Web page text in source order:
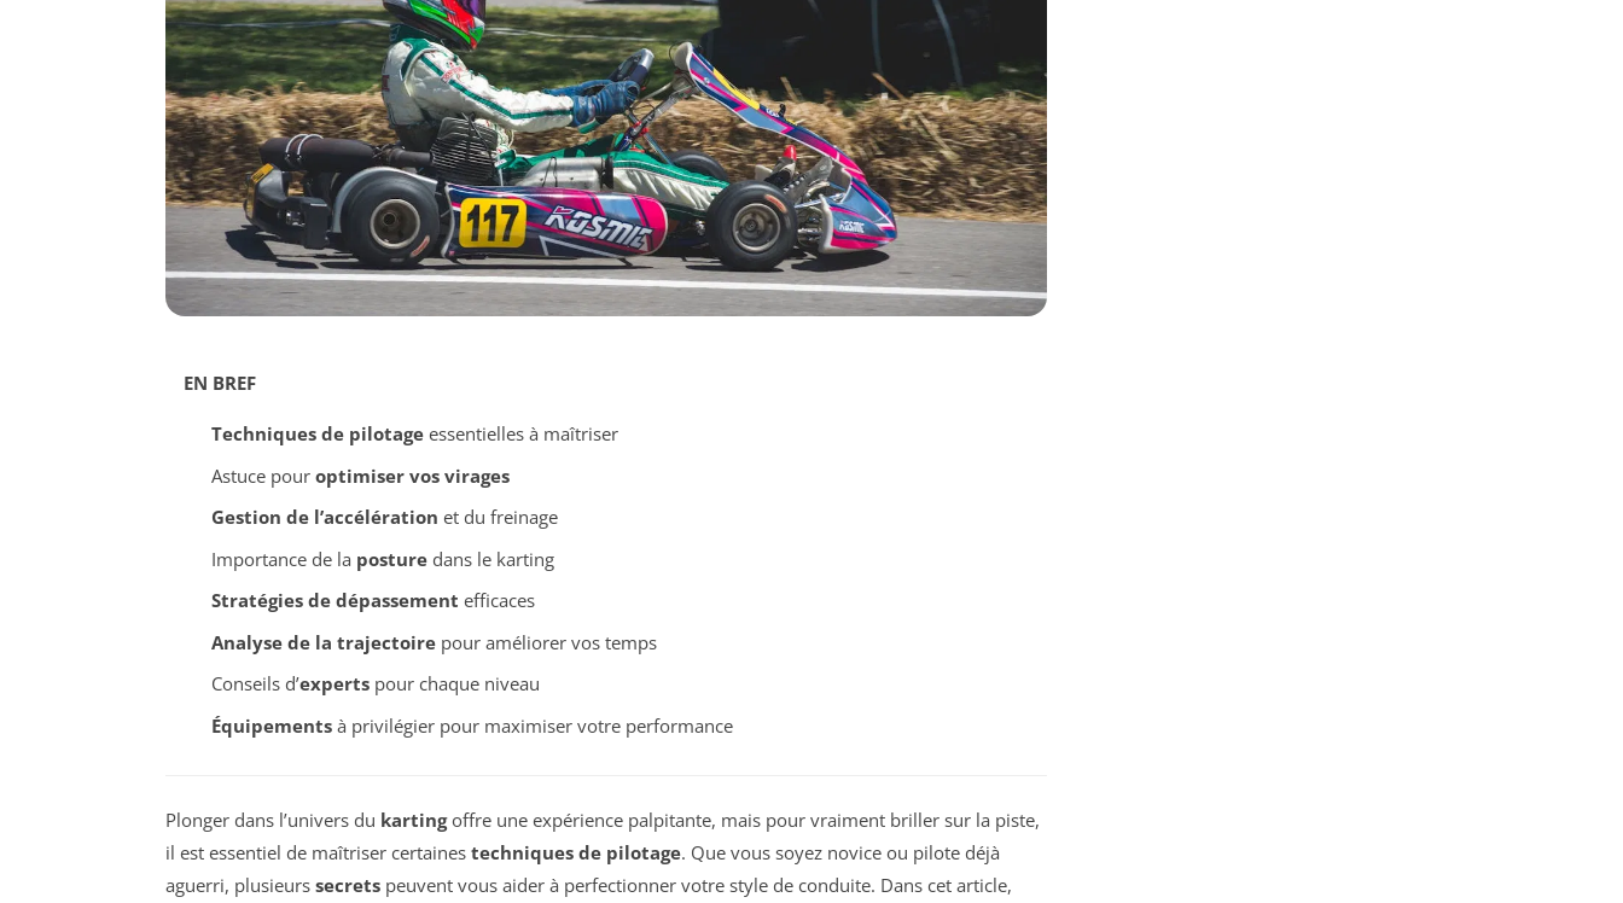
EN BREF
Techniques de pilotageessentielles à maîtriser
Astuce pour optimiser vos virages
Gestion de l’accélération et du freinage
Importance de la posturedans le karting
Stratégies de dépassement efficaces
Analyse de la trajectoirepour améliorer vos temps
Conseils d’expertspour chaque niveau
Équipementsà privilégier pour maximiser votre performance
Plonger dans l’univers du kartingoffre une expérience palpitante, mais pour vraiment briller sur la piste,
il est essentiel de maîtriser certaines techniques de pilotage. Que vous soyez novice ou pilote déjà
aguerri, plusieurs secrets peuvent vous aider à perfectionner votre style de conduite. Dans cet article,